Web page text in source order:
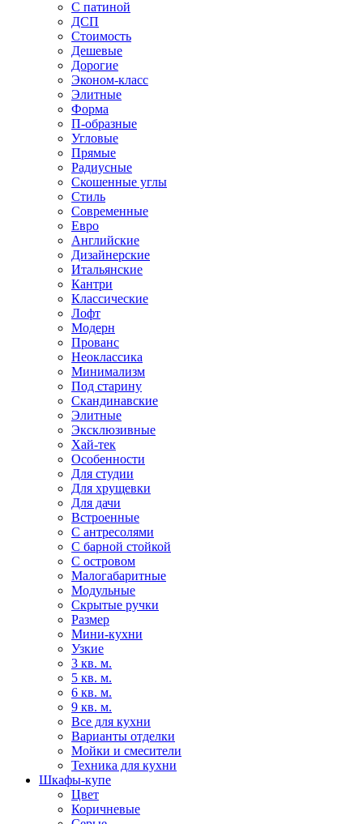
С патиной
ДСП
Стоимость
Дешевые
Дорогие
Эконом-класс
Элитные
Форма
П-образные
Угловые
Прямые
Радиусные
Скошенные углы
Стиль
Современные
Евро
Английские
Дизайнерские
Итальянские
Кантри
Классические
Лофт
Модерн
Прованс
Неоклассика
Минимализм
Под старину
Скандинавские
Элитные
Эксклюзивные
Хай-тек
Особенности
Для студии
Для хрущевки
Для дачи
Встроенные
С антресолями
С барной стойкой
С островом
Малогабаритные
Модульные
Скрытые ручки
Размер
Мини-кухни
Узкие
3 кв. м.
5 кв. м.
6 кв. м.
9 кв. м.
Все для кухни
Варианты отделки
Мойки и смесители
Техника для кухни
Шкафы-купе
Цвет
Коричневые